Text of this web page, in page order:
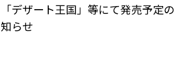
「デザート王国」等にて発売予定
知らせ